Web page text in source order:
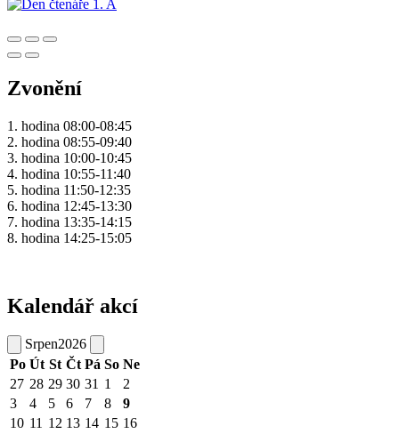
Zvonění
1. hodina 08:00-08:45
2. hodina 08:55-09:40
3. hodina 10:00-10:45
4. hodina 10:55-11:40
5. hodina 11:50-12:35
6. hodina 12:45-13:30
7. hodina 13:35-14:15
8. hodina 14:25-15:05
Kalendář akcí
Srpen2026
Po Út St Čt Pá So Ne
27 28 29 30 31 1
2
3
4 5 6 7 8
9
10 11 12 13 14 15 16